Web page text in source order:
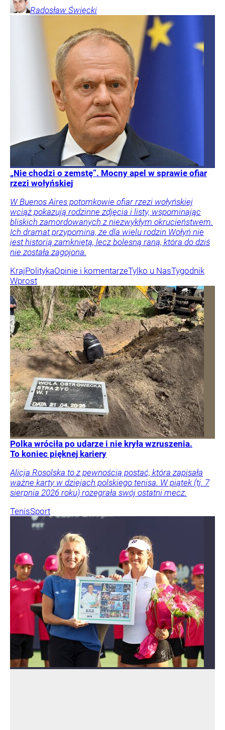
Radosław Święcki
„Nie chodzi o zemstę”. Mocny apel w sprawie ofiar
rzezi wołyńskiej
W Buenos Aires potomkowie ofiar rzezi wołyńskiej
wciąż pokazują rodzinne zdjęcia i listy, wspominając
bliskich zamordowanych z niezwykłym okrucieństwem.
Ich dramat przypomina, że dla wielu rodzin Wołyń nie
jest historią zamkniętą, lecz bolesną raną, która do dziś
nie została zagojona.
KrajPolitykaOpinie i komentarzeTylko u NasTygodnik
Wprost
Polka wróciła po udarze i nie kryła wzruszenia.
To koniec pięknej kariery
Alicja Rosolska to z pewnością postać, która zapisała
ważne karty w dziejach polskiego tenisa. W piątek (tj. 7
sierpnia 2026 roku) rozegrała swój ostatni mecz.
TenisSport